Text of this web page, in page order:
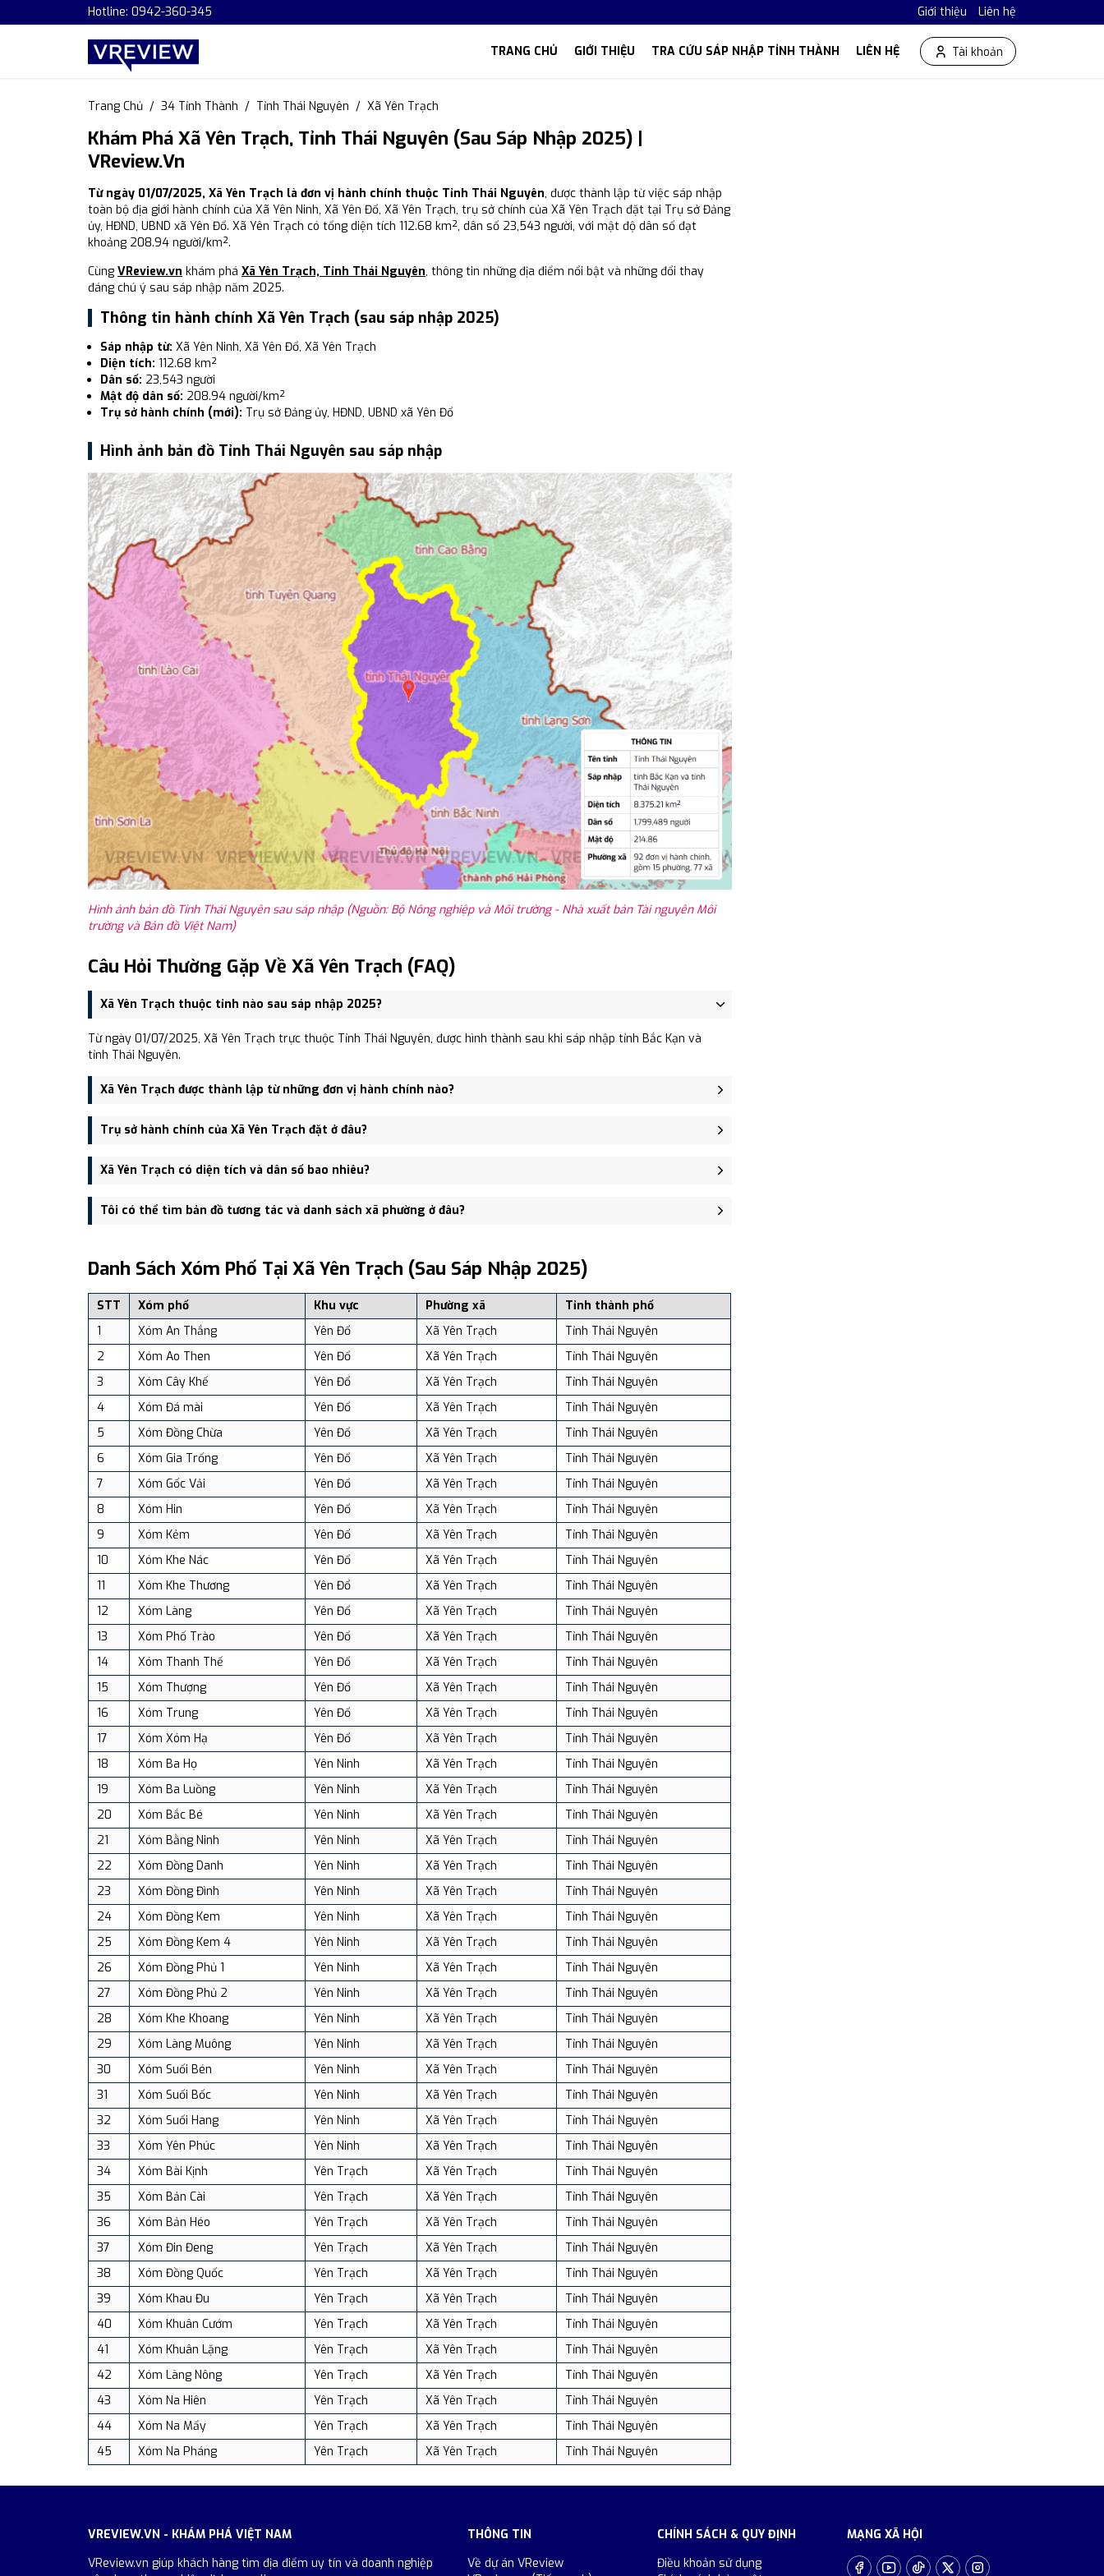
Hotline: 0942-360-345 Giới thiệu Liên hệ
TRANG CHỦ GIỚI THIỆU TRA CỨU SÁP NHẬP TỈNH THÀNH LIÊN HỆ Tài khoản
Trang Chủ 34 Tỉnh Thành Tỉnh Thái Nguyên Xã Yên Trạch
Khám Phá Xã Yên Trạch, Tỉnh Thái Nguyên (Sau Sáp Nhập 2025) |
VReview.vn
Từ ngày 01/07/2025, Xã Yên Trạch là đơn vị hành chính thuộc Tỉnh Thái Nguyên, được thành lập từ việc sáp nhập
toàn bộ địa giới hành chính của Xã Yên Ninh, Xã Yên Đổ, Xã Yên Trạch, trụ sở chính của Xã Yên Trạch đặt tại Trụ sở Đảng
ủy, HĐND, UBND xã Yên Đổ. Xã Yên Trạch có tổng diện tích 112.68 km², dân số 23,543 người, với mật độ dân số đạt
khoảng 208.94 người/km².
Cùng VReview.vn khám phá Xã Yên Trạch, Tỉnh Thái Nguyên, thông tin những địa điểm nổi bật và những đổi thay
đáng chú ý sau sáp nhập năm 2025.
Thông tin hành chính Xã Yên Trạch (sau sáp nhập 2025)
Sáp nhập từ: Xã Yên Ninh, Xã Yên Đổ, Xã Yên Trạch
Diện tích: 112.68 km²
Dân số: 23,543 người
Mật độ dân số: 208.94 người/km²
Trụ sở hành chính (mới): Trụ sở Đảng ủy, HĐND, UBND xã Yên Đổ
Hình ảnh bản đồ Tỉnh Thái Nguyên sau sáp nhập
Hình ảnh bản đồ Tỉnh Thái Nguyên sau sáp nhập (Nguồn: Bộ Nông nghiệp và Môi trường - Nhà xuất bản Tài nguyên Môi
trường và Bản đồ Việt Nam)
Câu Hỏi Thường Gặp Về Xã Yên Trạch (FAQ)
Xã Yên Trạch thuộc tỉnh nào sau sáp nhập 2025?
Từ ngày 01/07/2025, Xã Yên Trạch trực thuộc Tỉnh Thái Nguyên, được hình thành sau khi sáp nhập tỉnh Bắc Kạn và
tỉnh Thái Nguyên.
Xã Yên Trạch được thành lập từ những đơn vị hành chính nào?
Xã Yên Trạch được thành lập trên cơ sở sáp nhập Xã Yên Ninh, Xã Yên Đổ, Xã Yên Trạch.
Trụ sở hành chính của Xã Yên Trạch đặt ở đâu?
Trụ sở hành chính mới của Xã Yên Trạch đặt tại Trụ sở Đảng ủy, HĐND, UBND xã Yên Đổ - trung tâm khu vực thuận
tiện giao thông.
Xã Yên Trạch có diện tích và dân số bao nhiêu?
Xã Yên Trạch có Diện tích: 112.68 km², Dân số: 23,543 người, Mật độ dân số: Khoảng 208.94 người/km²
Tôi có thể tìm bản đồ tương tác và danh sách xã phường ở đâu?
dịch vụ và du lịch uy tín tại Việt Nam.
Danh Sách Xóm Phố Tại Xã Yên Trạch (sau Sáp Nhập 2025)
STT Xóm phố Khu vực Phường xã
Tỉnh thành phố
1
Xóm An Thắng Yên Đổ Xã Yên Trạch
Tỉnh Thái Nguyên
2
Xóm Ao Then Yên Đổ Xã Yên Trạch
Tỉnh Thái Nguyên
3
Xóm Cây Khế Yên Đổ Xã Yên Trạch
Tỉnh Thái Nguyên
4
Xóm Đá mài Yên Đổ Xã Yên Trạch
Tỉnh Thái Nguyên
5
Xóm Đồng Chừa Yên Đổ Xã Yên Trạch
Tỉnh Thái Nguyên
6
Xóm Gia Trống Yên Đổ Xã Yên Trạch
Tỉnh Thái Nguyên
7
Xóm Gốc Vải Yên Đổ Xã Yên Trạch
Tỉnh Thái Nguyên
8
Xóm Hin Yên Đổ Xã Yên Trạch
Tỉnh Thái Nguyên
9
Xóm Kẻm Yên Đổ Xã Yên Trạch
Tỉnh Thái Nguyên
10
Xóm Khe Nác Yên Đổ Xã Yên Trạch
Tỉnh Thái Nguyên
11
Xóm Khe Thương Yên Đổ Xã Yên Trạch
Tỉnh Thái Nguyên
12
Xóm Làng Yên Đổ Xã Yên Trạch
Tỉnh Thái Nguyên
13
Xóm Phố Trào Yên Đổ Xã Yên Trạch
Tỉnh Thái Nguyên
14
Xóm Thanh Thế Yên Đổ Xã Yên Trạch
Tỉnh Thái Nguyên
15
Xóm Thượng Yên Đổ Xã Yên Trạch
Tỉnh Thái Nguyên
16
Xóm Trung Yên Đổ Xã Yên Trạch
Tỉnh Thái Nguyên
17
Xóm Xóm Hạ Yên Đổ Xã Yên Trạch
Tỉnh Thái Nguyên
18
Xóm Ba Họ Yên Ninh Xã Yên Trạch
Tỉnh Thái Nguyên
19
Xóm Ba Luồng Yên Ninh Xã Yên Trạch
Tỉnh Thái Nguyên
20
Xóm Bắc Bé Yên Ninh Xã Yên Trạch
Tỉnh Thái Nguyên
21
Xóm Bằng Ninh Yên Ninh Xã Yên Trạch
Tỉnh Thái Nguyên
22
Xóm Đồng Danh Yên Ninh Xã Yên Trạch
Tỉnh Thái Nguyên
23
Xóm Đồng Đình Yên Ninh Xã Yên Trạch
Tỉnh Thái Nguyên
24
Xóm Đồng Kem Yên Ninh Xã Yên Trạch
Tỉnh Thái Nguyên
25
Xóm Đồng Kem 4 Yên Ninh Xã Yên Trạch
Tỉnh Thái Nguyên
26
Xóm Đồng Phủ 1 Yên Ninh Xã Yên Trạch
Tỉnh Thái Nguyên
27
Xóm Đồng Phủ 2 Yên Ninh Xã Yên Trạch
Tỉnh Thái Nguyên
28
Xóm Khe Khoang Yên Ninh Xã Yên Trạch
Tỉnh Thái Nguyên
29
Xóm Làng Muông Yên Ninh Xã Yên Trạch
Tỉnh Thái Nguyên
30
Xóm Suối Bén Yên Ninh Xã Yên Trạch
Tỉnh Thái Nguyên
31
Xóm Suối Bốc Yên Ninh Xã Yên Trạch
Tỉnh Thái Nguyên
32
Xóm Suối Hang Yên Ninh Xã Yên Trạch
Tỉnh Thái Nguyên
33
Xóm Yên Phúc Yên Ninh Xã Yên Trạch
Tỉnh Thái Nguyên
34
Xóm Bài Kịnh Yên Trạch Xã Yên Trạch
Tỉnh Thái Nguyên
35
Xóm Bản Cài Yên Trạch Xã Yên Trạch
Tỉnh Thái Nguyên
36
Xóm Bản Héo Yên Trạch Xã Yên Trạch
Tỉnh Thái Nguyên
37
Xóm Đin Đeng Yên Trạch Xã Yên Trạch
Tỉnh Thái Nguyên
38
Xóm Đồng Quốc Yên Trạch Xã Yên Trạch
Tỉnh Thái Nguyên
39
Xóm Khau Đu Yên Trạch Xã Yên Trạch
Tỉnh Thái Nguyên
40
Xóm Khuân Cướm Yên Trạch Xã Yên Trạch
Tỉnh Thái Nguyên
41
Xóm Khuân Lặng Yên Trạch Xã Yên Trạch
Tỉnh Thái Nguyên
42
Xóm Làng Nông Yên Trạch Xã Yên Trạch
Tỉnh Thái Nguyên
43
Xóm Na Hiên Yên Trạch Xã Yên Trạch
Tỉnh Thái Nguyên
44
Xóm Na Mẩy Yên Trạch Xã Yên Trạch
Tỉnh Thái Nguyên
45
Xóm Na Pháng Yên Trạch Xã Yên Trạch Tỉnh Thái Nguyên
VREVIEW.VN - KHÁM PHÁ VIỆT NAM
VReview.vn giúp khách hàng tìm địa điểm uy tín và doanh nghiệp
THÔNG TIN
Về dự án VReview
CHÍNH SÁCH & QUY ĐỊNH
Điều khoản sử dụng
MẠNG XÃ HỘI